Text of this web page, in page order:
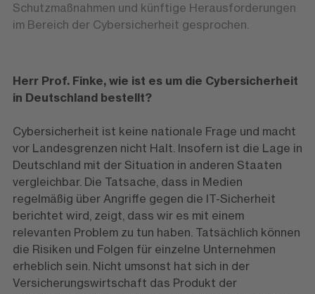
Schutzmaßnahmen und künftige Herausforderungen
im Bereich der Cybersicherheit gesprochen.
Herr Prof. Finke, wie ist es um die Cybersicherheit
in Deutschland bestellt?
Cybersicherheit ist keine nationale Frage und macht
vor Landesgrenzen nicht Halt. Insofern ist die Lage in
Deutschland mit der Situation in anderen Staaten
vergleichbar. Die Tatsache, dass in Medien
regelmäßig über Angriffe gegen die IT-Sicherheit
berichtet wird, zeigt, dass wir es mit einem
relevanten Problem zu tun haben. Tatsächlich können
die Risiken und Folgen für einzelne Unternehmen
erheblich sein. Nicht umsonst hat sich in der
Versicherungswirtschaft das Produkt der